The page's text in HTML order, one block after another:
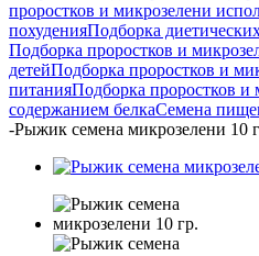
проростков и микрозелени
похуденияПодборка
Подборка проростков и
детейПодборка проростков и
питанияПодборка проростков и
содержанием белкаСемена
-Рыжик семена микрозелени 10